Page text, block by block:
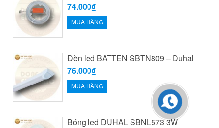
74.000₫
MUA HÀNG
Đèn led BATTEN SBTN809 – Duhal
76.000₫
MUA HÀNG
Bóng led DUHAL SBNL573 3W